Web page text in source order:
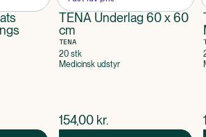
TENA Underlag 60 x 60
cm
TENA
20 stk
Medicinsk udstyr
$nuværende pris
154,00 kr.